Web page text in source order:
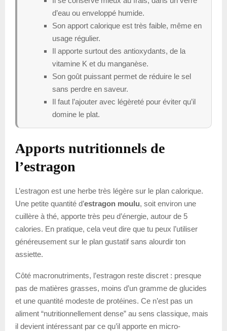
d’eau ou enveloppé humide.
Son apport calorique est très faible, même en
usage régulier.
Il apporte surtout des antioxydants, de la
vitamine K et du manganèse.
Son goût puissant permet de réduire le sel
sans perdre en saveur.
Il faut l’ajouter avec légèreté pour éviter qu’il
domine le plat.
Apports nutritionnels de
l’estragon
L’estragon est une herbe très légère sur le plan calorique.
Une petite quantité d’estragon moulu, soit environ une
cuillère à thé, apporte très peu d’énergie, autour de 5
calories. En pratique, cela veut dire que tu peux l’utiliser
généreusement sur le plan gustatif sans alourdir ton
assiette.
Côté macronutriments, l’estragon reste discret : presque
pas de matières grasses, moins d’un gramme de glucides
et une quantité modeste de protéines. Ce n’est pas un
aliment “nutritionnellement dense” au sens classique, mais
il devient intéressant par ce qu’il apporte en micro-